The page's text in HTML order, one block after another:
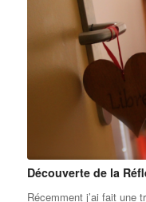
Découverte de la
Récemment j’ai fait une